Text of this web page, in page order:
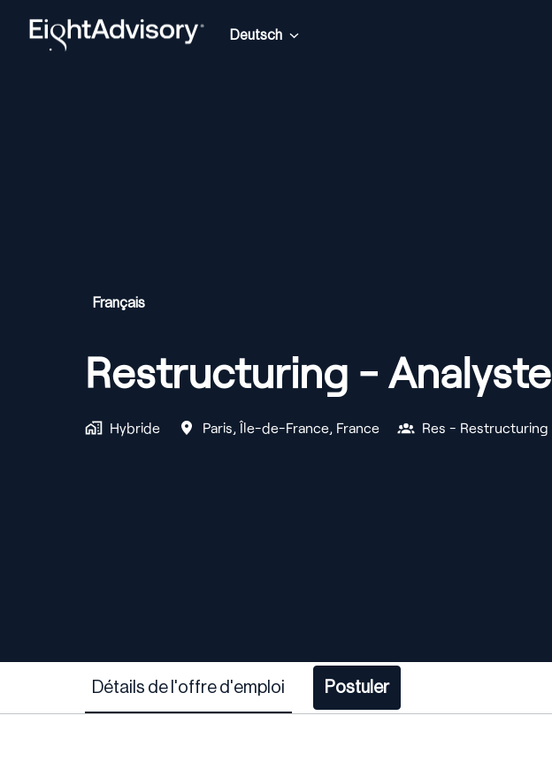
springen
Startseite
Deutsch
Français
Restructuring - Analyste
Hybride Paris, Île-de-France, France Res - Restructuring
Détails de l'offre d'emploi Postuler